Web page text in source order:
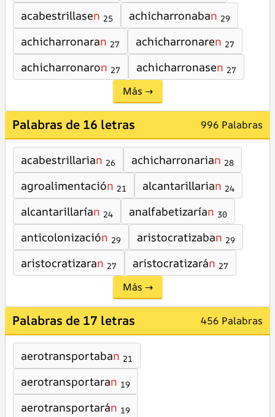
acabestrillasen 25 achicharronaban 29
achicharronaran 27 achicharronaren 27
achicharronaron 27 achicharronasen 27
Más →
Palabras de 16 letras 996 Palabras
acabestrillarian 26 achicharronarian 28
agroalimentación 21 alcantarillarian 24
alcantarillarían 24 analfabetizarían 30
anticolonización 29 aristocratizaban 29
aristocratizaran 27 aristocratizarán 27
Más →
Palabras de 17 letras 456 Palabras
aerotransportaban 21
aerotransportaran 19
aerotransportarán 19